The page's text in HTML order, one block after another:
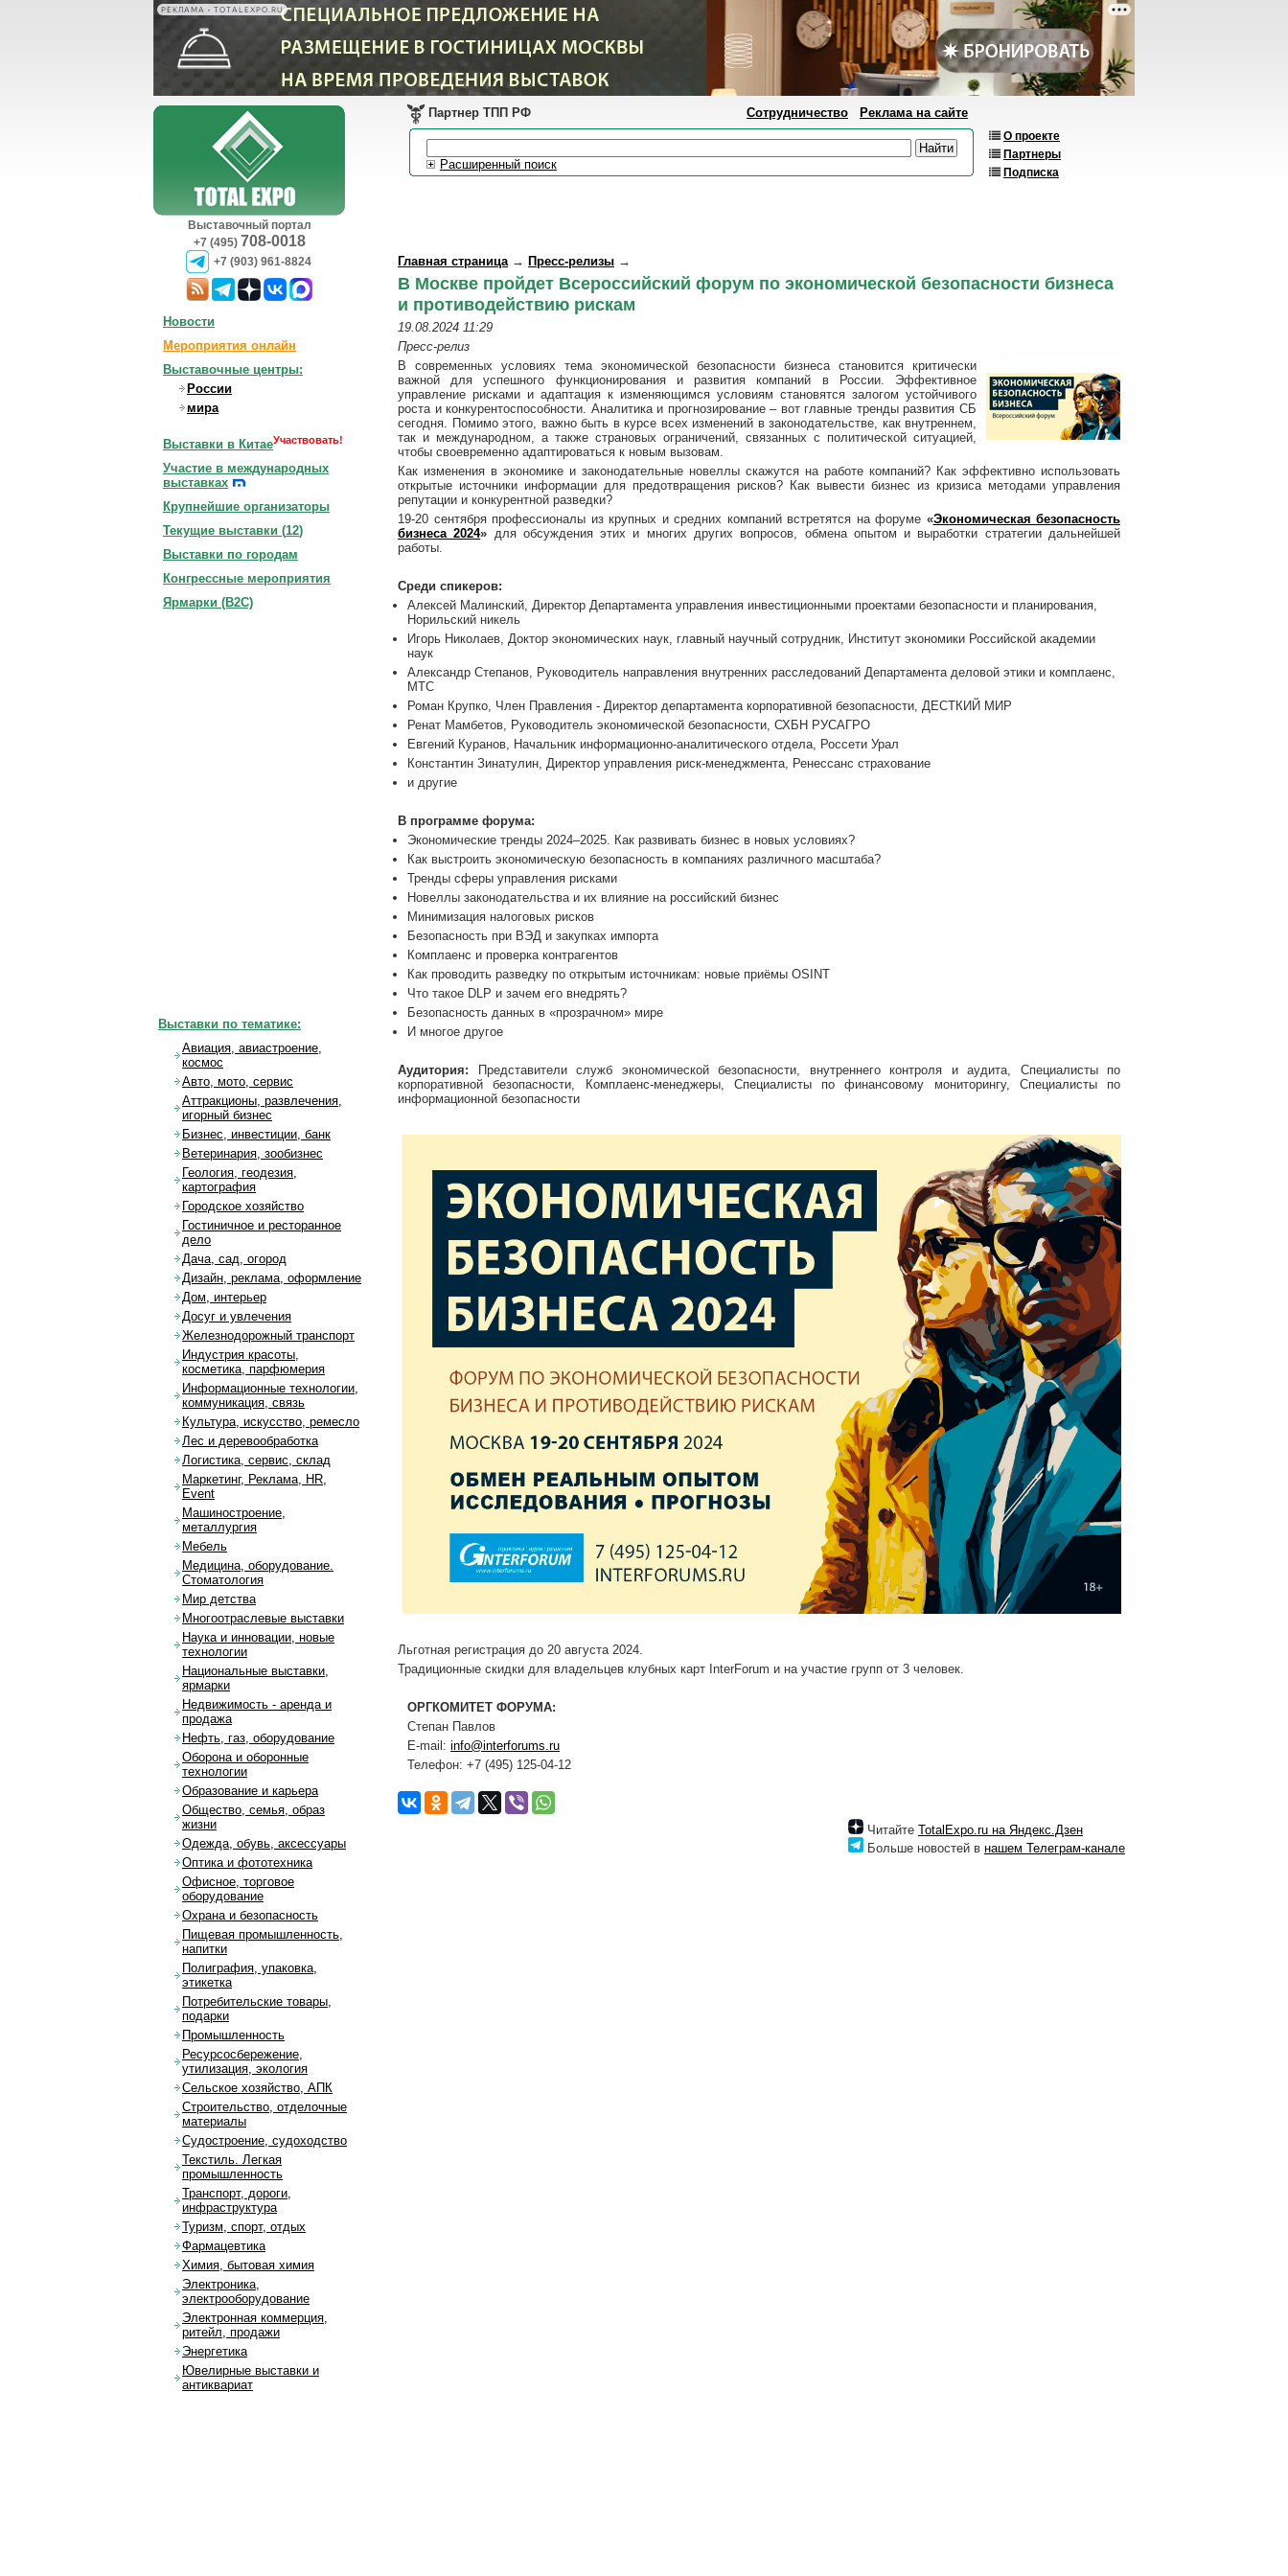
РЕКЛАМА • TOTALEXPO.RU
Выставочный портал
+7 (495) 708-0018
+7 (903) 961-8824
О проекте
Партнеры
Подписка
Партнер ТПП РФ Сотрудничество Реклама на сайте
Расширенный поиск
Главная страница→ Пресс-релизы →
В Москве пройдет Всероссийский форум по экономической безопасности бизнеса
и противодействию рискам
19.08.2024 11:29
Пресс-релиз
В современных условиях тема экономической безопасности бизнеса становится критически
важной для успешного функционирования и развития компаний в России. Эффективное
управление рисками и адаптация к изменяющимся условиям становятся залогом устойчивого
роста и конкурентоспособности. Аналитика и прогнозирование – вот главные тренды развития СБ
сегодня. Помимо этого, важно быть в курсе всех изменений в законодательстве, как внутреннем,
так и международном, а также страновых ограничений, связанных с политической ситуацией,
чтобы своевременно адаптироваться к новым вызовам.
Как изменения в экономике и законодательные новеллы скажутся на работе компаний? Как эффективно использовать
открытые источники информации для предотвращения рисков? Как вывести бизнес из кризиса методами управления
репутации и конкурентной разведки?
19-20 сентября профессионалы из крупных и средних компаний встретятся на форуме «Экономическая безопасность
бизнеса 2024» для обсуждения этих и многих других вопросов, обмена опытом и выработки стратегии дальнейшей
работы.
Среди спикеров:
Алексей Малинский, Директор Департамента управления инвестиционными проектами безопасности и планирования,
Норильский никель
Игорь Николаев, Доктор экономических наук, главный научный сотрудник, Институт экономики Российской академии
наук
Александр Степанов, Руководитель направления внутренних расследований Департамента деловой этики и комплаенс,
МТС
Роман Крупко, Член Правления - Директор департамента корпоративной безопасности, ДЕСТКИЙ МИР
Ренат Мамбетов, Руководитель экономической безопасности, СХБН РУСАГРО
Евгений Куранов, Начальник информационно-аналитического отдела, Россети Урал
Константин Зинатулин, Директор управления риск-менеджмента, Ренессанс страхование
и другие
В программе форума:
Экономические тренды 2024–2025. Как развивать бизнес в новых условиях?
Как выстроить экономическую безопасность в компаниях различного масштаба?
Тренды сферы управления рисками
Новеллы законодательства и их влияние на российский бизнес
Минимизация налоговых рисков
Безопасность при ВЭД и закупках импорта
Комплаенс и проверка контрагентов
Как проводить разведку по открытым источникам: новые приёмы OSINT
Что такое DLP и зачем его внедрять?
Безопасность данных в «прозрачном» мире
И многое другое
Аудитория: Представители служб экономической безопасности, внутреннего контроля и аудита, Специалисты по
корпоративной безопасности, Комплаенс-менеджеры, Специалисты по финансовому мониторингу, Специалисты по
информационной безопасности
Льготная регистрация до 20 августа 2024.
Традиционные скидки для владельцев клубных карт InterForum и на участие групп от 3 человек.
ОРГКОМИТЕТ ФОРУМА:
Степан Павлов
E-mail: info@interforums.ru
Телефон: +7 (495) 125-04-12
Читайте TotalExpo.ru на Яндекс.Дзен
Больше новостей в нашем Телеграм-канале
Новости
Мероприятия онлайн
Выставочные центры:
России
мира
Выставки в КитаеУчаствовать!
Участие в международных
выставках
Крупнейшие организаторы
Текущие выставки (12)
Выставки по городам
Конгрессные мероприятия
Ярмарки (B2C)
Выставки по тематике:
Авиация, авиастроение,
космос
Авто, мото, сервис
Аттракционы, развлечения,
игорный бизнес
Бизнес, инвестиции, банк
Ветеринария, зообизнес
Геология, геодезия,
картография
Городское хозяйство
Гостиничное и ресторанное
дело
Дача, сад, огород
Дизайн, реклама, оформление
Дом, интерьер
Досуг и увлечения
Железнодорожный транспорт
Индустрия красоты,
косметика, парфюмерия
Информационные технологии,
коммуникация, связь
Культура, искусство, ремесло
Лес и деревообработка
Логистика, сервис, склад
Маркетинг, Реклама, HR,
Event
Машиностроение,
металлургия
Мебель
Медицина, оборудование.
Стоматология
Мир детства
Многоотраслевые выставки
Наука и инновации, новые
технологии
Национальные выставки,
ярмарки
Недвижимость - аренда и
продажа
Нефть, газ, оборудование
Оборона и оборонные
технологии
Образование и карьера
Общество, семья, образ
жизни
Одежда, обувь, аксессуары
Оптика и фототехника
Офисное, торговое
оборудование
Охрана и безопасность
Пищевая промышленность,
напитки
Полиграфия, упаковка,
этикетка
Потребительские товары,
подарки
Промышленность
Ресурсосбережение,
утилизация, экология
Сельское хозяйство, АПК
Строительство, отделочные
материалы
Судостроение, судоходство
Текстиль. Легкая
промышленность
Транспорт, дороги,
инфраструктура
Туризм, спорт, отдых
Фармацевтика
Химия, бытовая химия
Электроника,
электрооборудование
Электронная коммерция,
ритейл, продажи
Энергетика
Ювелирные выставки и
антиквариат